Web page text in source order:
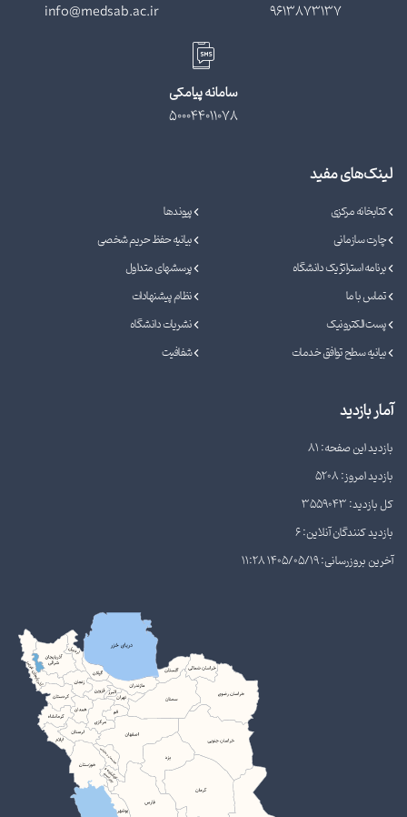
9613873137
info@medsab.ac.ir
سامانه پیامکی
500044011078
لینک‌های مفید
کتابخانه مرکزی
پیوندها
چارت سازمانی
بیانیه حفظ حریم شخصی
برنامه استراتژیک دانشگاه
پرسشهای متداول
تماس با ما
نظام پیشنهادات
پست الکترونیک
نشریات دانشگاه
بیانیه سطح توافق خدمات
شفافیت
آمار بازدید
بازدید این صفحه: 81
بازدید امروز: 5208
کل بازدید: 3559043
بازدید کنندگان آنلاین: 6
آخرین بروزرسانی: 1405/05/19 11:28